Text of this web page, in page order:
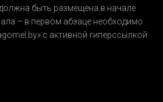
быть размещена в начале
– в первом абзаце необходимо
с активной гиперссылкой